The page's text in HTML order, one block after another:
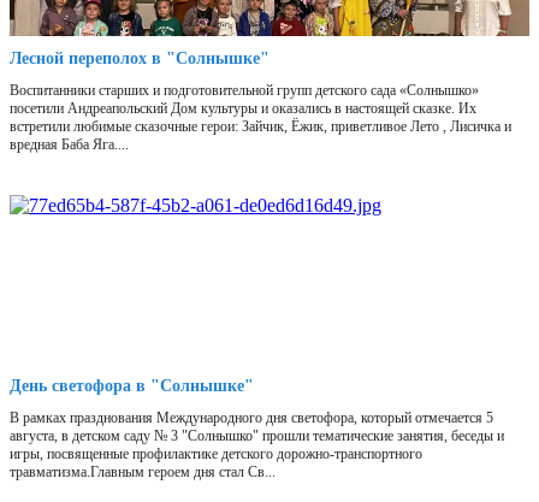
Лесной переполох в "Солнышке"
Воспитанники старших и подготовительной групп детского сада «Солнышко»
посетили Андреапольский Дом культуры и оказались в настоящей сказке. Их
встретили любимые сказочные герои: Зайчик, Ёжик, приветливое Лето , Лисичка и
вредная Баба Яга....
День светофора в "Солнышке"
В рамках празднования Международного дня светофора, который отмечается 5
августа, в детском саду № 3 "Солнышко" прошли тематические занятия, беседы и
игры, посвященные профилактике детского дорожно-транспортного
травматизма.Главным героем дня стал Св...